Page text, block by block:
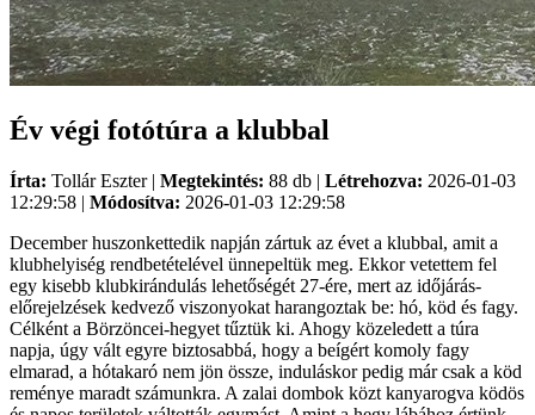
Év végi fotótúra a klubbal
Írta: Tollár Eszter | Megtekintés: 88 db | Létrehozva: 2026-01-03
12:29:58 | Módosítva: 2026-01-03 12:29:58
December huszonkettedik napján zártuk az évet a klubbal, amit a
klubhelyiség rendbetételével ünnepeltük meg. Ekkor vetettem fel
egy kisebb klubkirándulás lehetőségét 27-ére, mert az időjárás-
előrejelzések kedvező viszonyokat harangoztak be: hó, köd és fagy.
Célként a Börzöncei-hegyet tűztük ki. Ahogy közeledett a túra
napja, úgy vált egyre biztosabbá, hogy a beígért komoly fagy
elmarad, a hótakaró nem jön össze, induláskor pedig már csak a köd
reménye maradt számunkra. A zalai dombok közt kanyarogva ködös